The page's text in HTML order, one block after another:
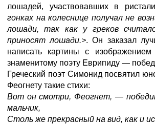
лошадей, участвовавших в
гонках на колеснице получал не
лошади, так как у греков
приносят лошади.>. Он заказал
написать картины с
знаменитому поэту Еврипиду —
Греческий поэт Симонид посвятил
Феогнету такие стихи:
Вот он смотри, Феогнет, —
мальчик,
Столь же прекрасный на вид, как и